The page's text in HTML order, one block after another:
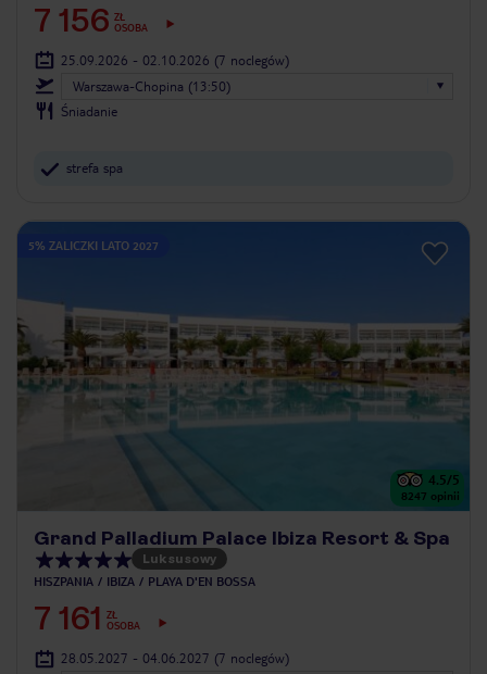
7 156 ZŁ
OSOBA
25.09.2026 - 02.10.2026 (7 noclegów)
Warszawa-Chopina (13:50)
Śniadanie
strefa spa
5% ZALICZKI LATO 2027
4.5/5
8247 opinii
Grand Palladium Palace Ibiza Resort & Spa
Luksusowy
HISZPANIA IBIZA PLAYA D'EN BOSSA
7 161
ZŁ
OSOBA
28.05.2027 - 04.06.2027 (7 noclegów)